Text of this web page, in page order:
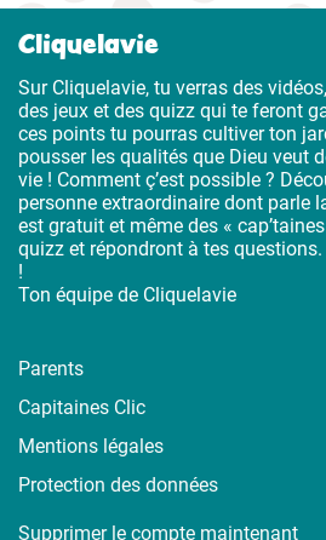
Cliquelavie
Sur Cliquelavie, tu verras des
des jeux et des quizz qui te feront
ces points tu pourras cultiver ton
pousser les qualités que Dieu veut
vie ! Comment ç’est possible ?
personne extraordinaire dont parle
est gratuit et même des «
quizz et répondront à tes
!
Ton équipe de Cliquelavie
Parents
Capitaines Clic
Mentions légales
Protection des données
Supprimer le compte maintenant